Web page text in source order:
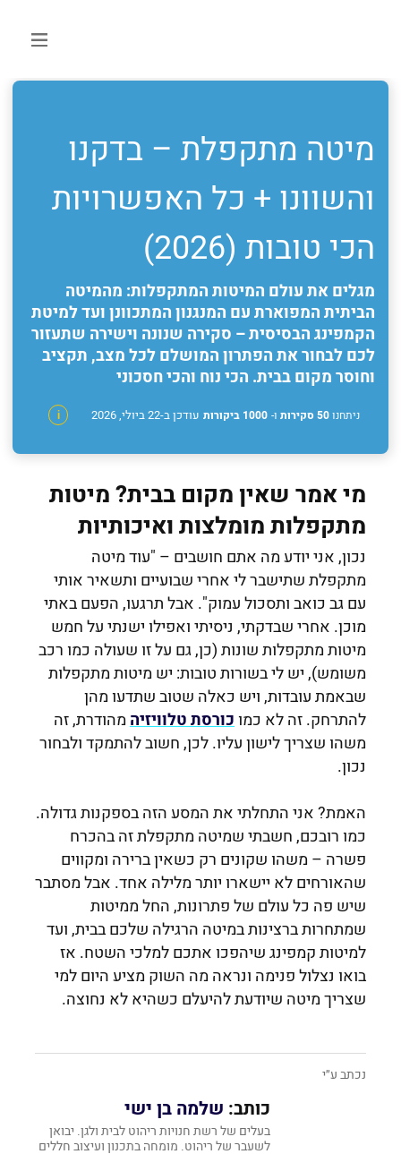
מיטה מתקפלת – בדקנו
והשוונו + כל האפשרויות
הכי טובות (2026)
מגלים את עולם המיטות המתקפלות: מהמיטה
הביתית המפוארת עם המנגנון המתכוונן ועד למיטת
הקמפינג הבסיסית – סקירה שנונה וישירה שתעזור
לכם לבחור את הפתרון המושלם לכל מצב, תקציב
וחוסר מקום בבית. הכי נוח והכי חסכוני
ניתחנו50 סקירות ו- 1000 ביקורות i עודכן ב-22 ביולי, 2026
מי אמר שאין מקום בבית? מיטות
מתקפלות מומלצות ואיכותיות
נכון, אני יודע מה אתם חושבים – "עוד מיטה
מתקפלת שתישבר לי אחרי שבועיים ותשאיר אותי
עם גב כואב ותסכול עמוק". אבל תרגעו, הפעם באתי
מוכן. אחרי שבדקתי, ניסיתי ואפילו ישנתי על חמש
מיטות מתקפלות שונות (כן, גם על זו שעולה כמו רכב
משומש), יש לי בשורות טובות: יש מיטות מתקפלות
שבאמת עובדות, ויש כאלה שטוב שתדעו מהן
להתרחק. זה לא כמוכורסת טלוויזיהמהודרת, זה
משהו שצריך לישון עליו. לכן, חשוב להתמקד ולבחור
נכון.
האמת? אני התחלתי את המסע הזה בספקנות גדולה.
כמו רובכם, חשבתי שמיטה מתקפלת זה בהכרח
פשרה – משהו שקונים רק כשאין ברירה ומקווים
שהאורחים לא יישארו יותר מלילה אחד. אבל מסתבר
שיש פה כל עולם של פתרונות, החל ממיטות
שמתחרות ברצינות במיטה הרגילה שלכם בבית, ועד
למיטות קמפינג שיהפכו אתכם למלכי השטח. אז
בואו נצלול פנימה ונראה מה השוק מציע היום למי
שצריך מיטה שיודעת להיעלם כשהיא לא נחוצה.
נכתב ע״י
כותב: שלמה בן ישי
בעלים של רשת חנויות ריהוט לבית ולגן. יבואן
לשעבר של ריהוט. מומחה בתכנון ועיצוב חללים